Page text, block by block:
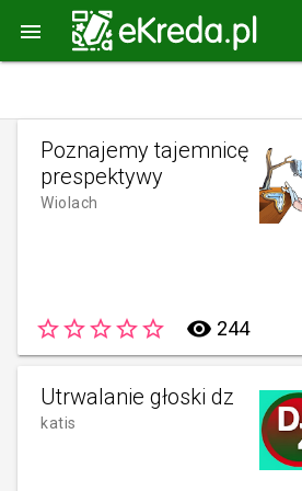

Poznajemy tajemnicę
prespektywy
Wiolach
star_borderstar_borderstar_borderstar_borderstar_border remove_red_eye 244
Utrwalanie głoski dz
katis